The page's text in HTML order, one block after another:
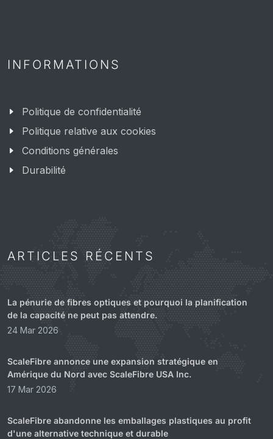
INFORMATIONS
Politique de confidentialité
Politique relative aux cookies
Conditions générales
Durabilité
ARTICLES RÉCENTS
La pénurie de fibres optiques et pourquoi la planification
de la capacité ne peut pas attendre.
24 Mar 2026
ScaleFibre annonce une expansion stratégique en
Amérique du Nord avec ScaleFibre USA Inc.
17 Mar 2026
ScaleFibre abandonne les emballages plastiques au profit
d'une alternative technique et durable